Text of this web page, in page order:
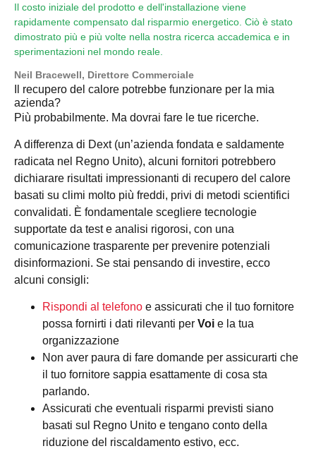
Il costo iniziale del prodotto e dell'installazione viene
rapidamente compensato dal risparmio energetico. Ciò è stato
dimostrato più e più volte nella nostra ricerca accademica e in
sperimentazioni nel mondo reale.
Neil Bracewell, Direttore Commerciale
Il recupero del calore potrebbe funzionare per la mia
azienda?
Più probabilmente. Ma dovrai fare le tue ricerche.
A differenza di Dext (un’azienda fondata e saldamente
radicata nel Regno Unito), alcuni fornitori potrebbero
dichiarare risultati impressionanti di recupero del calore
basati su climi molto più freddi, privi di metodi scientifici
convalidati. È fondamentale scegliere tecnologie
supportate da test e analisi rigorosi, con una
comunicazione trasparente per prevenire potenziali
disinformazioni. Se stai pensando di investire, ecco
alcuni consigli:
Rispondi al telefono e assicurati che il tuo fornitore
possa fornirti i dati rilevanti per Voi e la tua
organizzazione
Non aver paura di fare domande per assicurarti che
il tuo fornitore sappia esattamente di cosa sta
parlando.
Assicurati che eventuali risparmi previsti siano
basati sul Regno Unito e tengano conto della
riduzione del riscaldamento estivo, ecc.